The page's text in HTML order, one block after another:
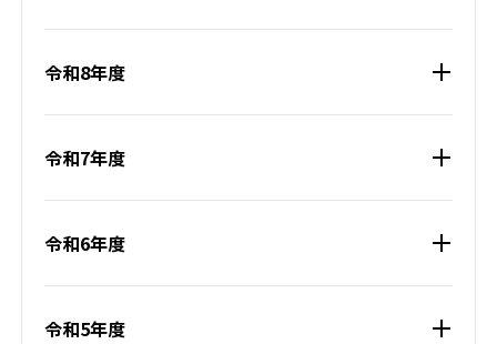
令和8年度
令和7年度
令和6年度
令和5年度